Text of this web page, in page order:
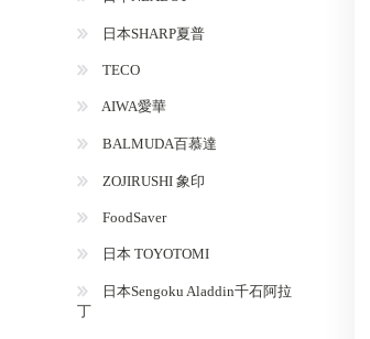
日本SHARP夏普
TECO
AIWA愛華
BALMUDA百慕達
ZOJIRUSHI 象印
FoodSaver
日本 TOYOTOMI
日本Sengoku Aladdin千石阿拉
丁